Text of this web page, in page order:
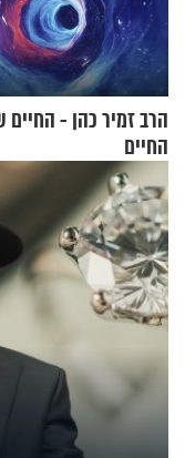
הרב זמיר כהן -
החיים